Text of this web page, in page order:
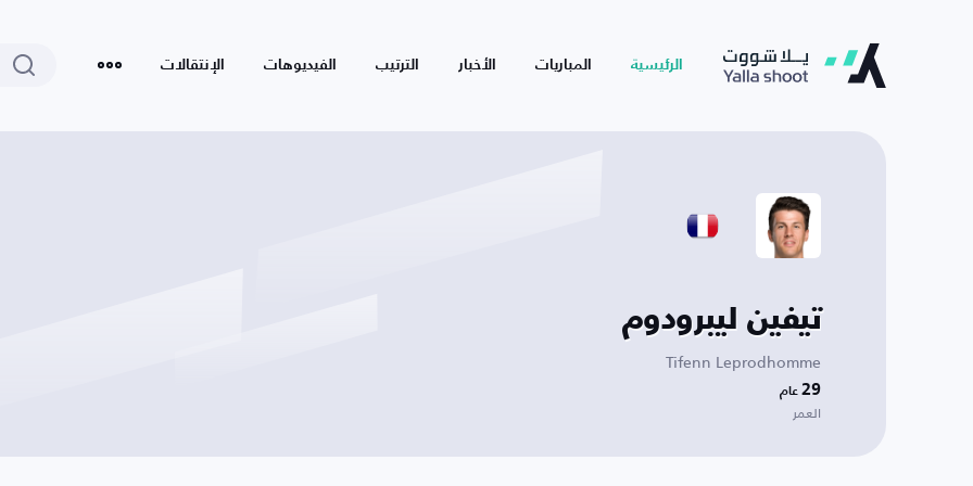
الرئيسية المباريات الأخبار الترتيب الفيديوهات الإنتقالات
تيفين ليبرودوم
Tifenn Leprodhomme
29 عام
العمر